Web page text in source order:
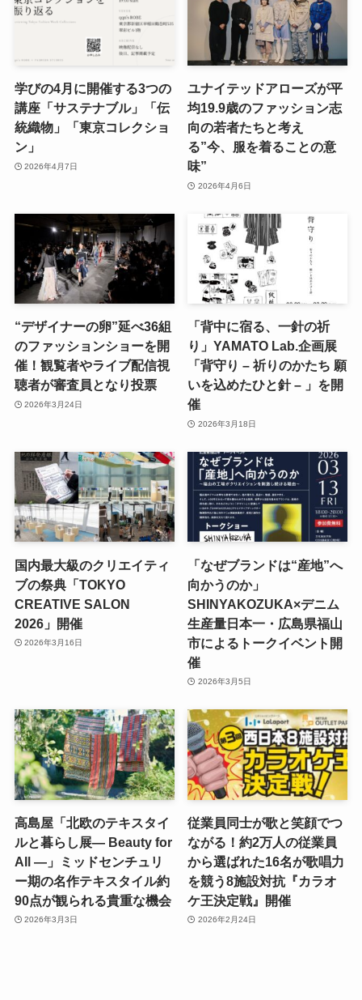
学びの4月に開催する3つの
講座「サステナブル」「伝
統織物」「東京コレクショ
ン」
2026年4月7日
ユナイテッドアローズが平
均19.9歳のファッション志
向の若者たちと考え
る”今、服を着ることの意
味”
2026年4月6日
“デザイナーの卵”延べ36組
のファッションショーを開
催！観覧者やライブ配信視
聴者が審査員となり投票
2026年3月24日
「背中に宿る、一針の祈
り」YAMATO Lab.企画展
「背守り – 祈りのかたち 願
いを込めたひと針 – 」を開
催
2026年3月18日
国内最大級のクリエイティ
ブの祭典「TOKYO
CREATIVE SALON
2026」開催
2026年3月16日
「なぜブランドは“産地”へ
向かうのか」
SHINYAKOZUKA×デニム
生産量日本一・広島県福山
市によるトークイベント開
催
2026年3月5日
高島屋「北欧のテキスタイ
ルと暮らし展― Beauty for
All ―」ミッドセンチュリ
ー期の名作テキスタイル約
90点が観られる貴重な機会
2026年3月3日
従業員同士が歌と笑顔でつ
ながる！約2万人の従業員
から選ばれた16名が歌唱力
を競う8施設対抗『カラオ
ケ王決定戦』開催
2026年2月24日